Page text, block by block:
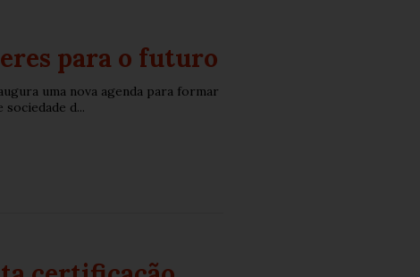
para o futuro
uma nova agenda para formar
d...